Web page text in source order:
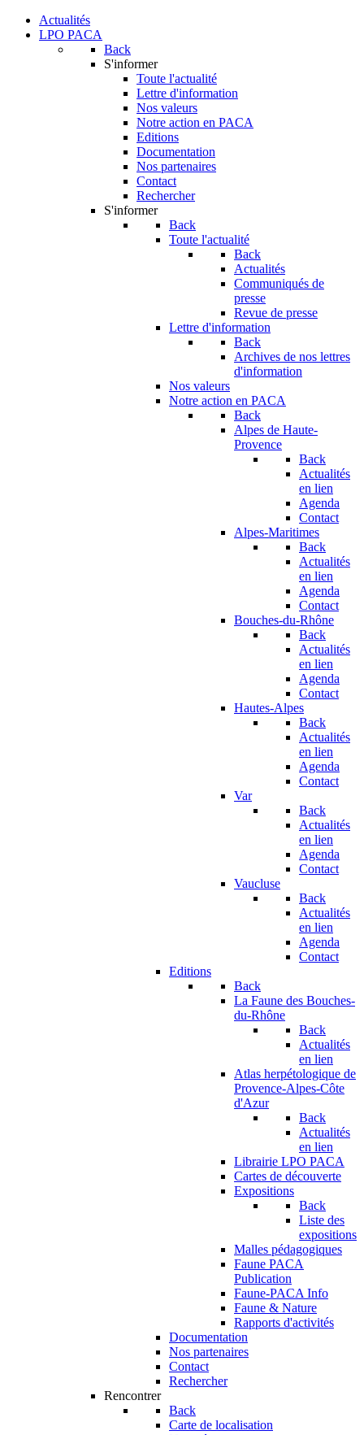
Actualités
LPO PACA
Back
S'informer
Toute l'actualité
Lettre d'information
Nos valeurs
Notre action en PACA
Editions
Documentation
Nos partenaires
Contact
Rechercher
S'informer
Back
Toute l'actualité
Back
Actualités
Communiqués de
presse
Revue de presse
Lettre d'information
Back
Archives de nos lettres
d'information
Nos valeurs
Notre action en PACA
Back
Alpes de Haute-
Provence
Back
Actualités
en lien
Agenda
Contact
Alpes-Maritimes
Back
Actualités
en lien
Agenda
Contact
Bouches-du-Rhône
Back
Actualités
en lien
Agenda
Contact
Hautes-Alpes
Back
Actualités
en lien
Agenda
Contact
Var
Back
Actualités
en lien
Agenda
Contact
Vaucluse
Back
Actualités
en lien
Agenda
Contact
Editions
Back
La Faune des Bouches-
du-Rhône
Back
Actualités
en lien
Atlas herpétologique de
Provence-Alpes-Côte
d'Azur
Back
Actualités
en lien
Librairie LPO PACA
Cartes de découverte
Expositions
Back
Liste des
expositions
Malles pédagogiques
Faune PACA
Publication
Faune-PACA Info
Faune & Nature
Rapports d'activités
Documentation
Nos partenaires
Contact
Rechercher
Rencontrer
Back
Carte de localisation